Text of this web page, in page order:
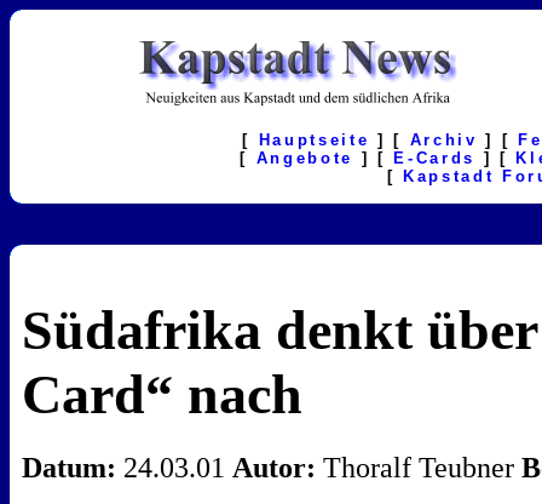
[ Hauptseite ] [ Archiv ] [
[ Angebote ] [ E-Cards ] [
[
Kapstadt
Südafrika denkt
Card“ nach
Datum: 24.03.01 Autor: Thoralf Teubner